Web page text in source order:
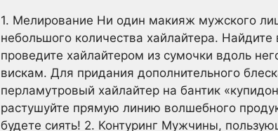
1. Мелирование Ни один макияж мужского
небольшого количества хайлайтера. Найдите
проведите хайлайтером из сумочки вдоль
вискам. Для придания дополнительного
перламутровый хайлайтер на бантик
растушуйте прямую линию волшебного
будете сиять! 2. Контуринг Мужчины,